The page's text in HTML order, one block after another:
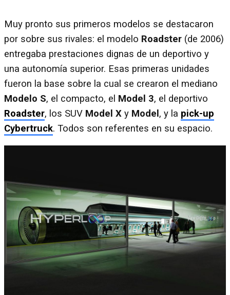
Muy pronto sus primeros modelos se destacaron
por sobre sus rivales: el modelo Roadster (de 2006)
entregaba prestaciones dignas de un deportivo y
una autonomía superior. Esas primeras unidades
fueron la base sobre la cual se crearon el mediano
Modelo S, el compacto, el Model 3, el deportivo
Roadster, los SUV Model X y Model, y la pick-up
Cybertruck. Todos son referentes en su espacio.